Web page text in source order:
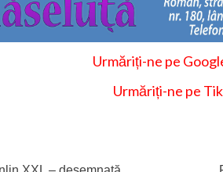
Urmăriți-ne pe
Urmăriți-ne pe